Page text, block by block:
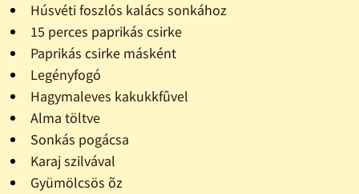
Húsvéti foszlós kalács sonkához
15 perces paprikás csirke
Paprikás csirke másként
Legényfogó
Hagymaleves kakukkfûvel
Alma töltve
Sonkás pogácsa
Karaj szilvával
Gyümölcsös õz